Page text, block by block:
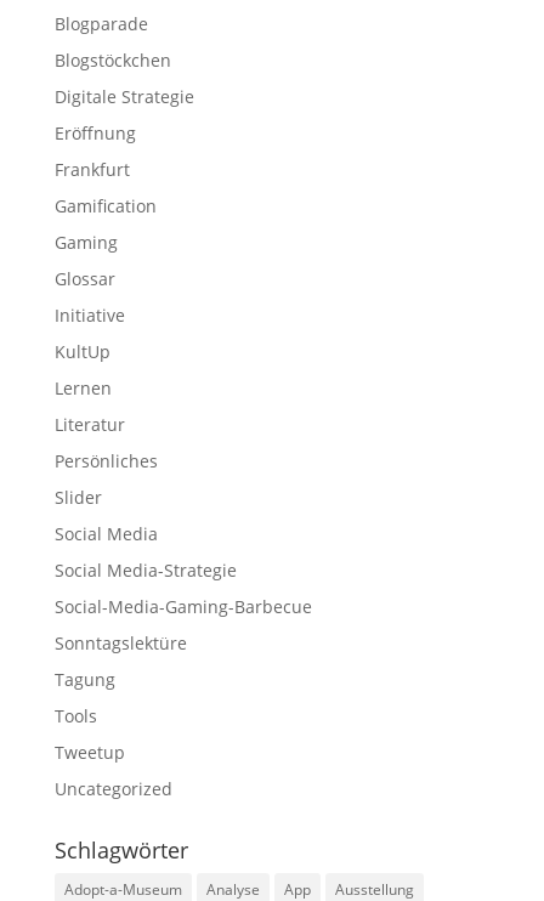
Blogparade
Blogstöckchen
Digitale Strategie
Eröffnung
Frankfurt
Gamification
Gaming
Glossar
Initiative
KultUp
Lernen
Literatur
Persönliches
Slider
Social Media
Social Media-Strategie
Social-Media-Gaming-Barbecue
Sonntagslektüre
Tagung
Tools
Tweetup
Uncategorized
Schlagwörter
Adopt-a-Museum Analyse App
Ausstellung